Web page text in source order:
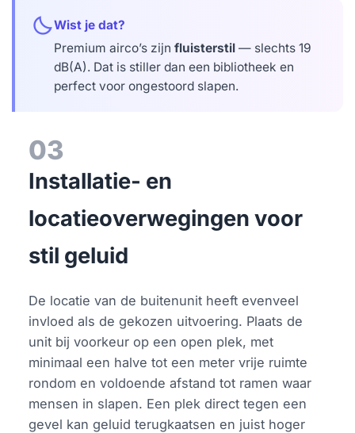
bedtimeWist je dat?
Premium airco’s zijnfluisterstil — slechts 19
dB(A). Dat is stiller dan een bibliotheek en
perfect voor ongestoord slapen.
03
Installatie- en
locatieoverwegingen voor
stil geluid
De locatie van de buitenunit heeft evenveel
invloed als de gekozen uitvoering. Plaats de
unit bij voorkeur op een open plek, met
minimaal een halve tot een meter vrije ruimte
rondom en voldoende afstand tot ramen waar
mensen in slapen. Een plek direct tegen een
gevel kan geluid terugkaatsen en juist hoger